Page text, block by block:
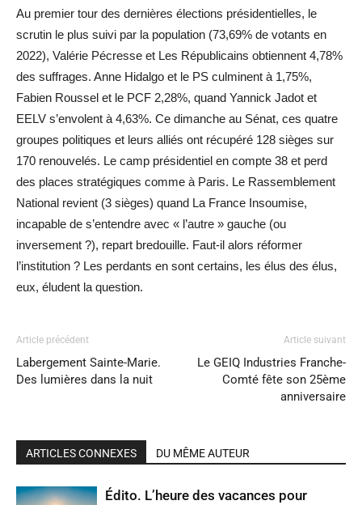
Au premier tour des dernières élections présidentielles, le
scrutin le plus suivi par la population (73,69% de votants en
2022), Valérie Pécresse et Les Républicains obtiennent 4,78%
des suffrages. Anne Hidalgo et le PS culminent à 1,75%,
Fabien Roussel et le PCF 2,28%, quand Yannick Jadot et
EELV s’envolent à 4,63%. Ce dimanche au Sénat, ces quatre
groupes politiques et leurs alliés ont récupéré 128 sièges sur
170 renouvelés. Le camp présidentiel en compte 38 et perd
des places stratégiques comme à Paris. Le Rassemblement
National revient (3 sièges) quand La France Insoumise,
incapable de s’entendre avec « l’autre » gauche (ou
inversement ?), repart bredouille. Faut-il alors réformer
l’institution ? Les perdants en sont certains, les élus des élus,
eux, éludent la question.
Article précédent
Labergement Sainte-Marie.
Des lumières dans la nuit
Article suivant
Le GEIQ Industries Franche-
Comté fête son 25ème
anniversaire
ARTICLES CONNEXES DU MÊME AUTEUR
Édito. L’heure des vacances pour